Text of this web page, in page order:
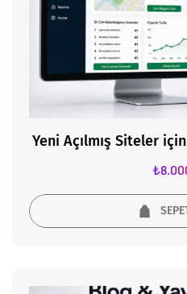
Yeni Açılmış Siteler
₺